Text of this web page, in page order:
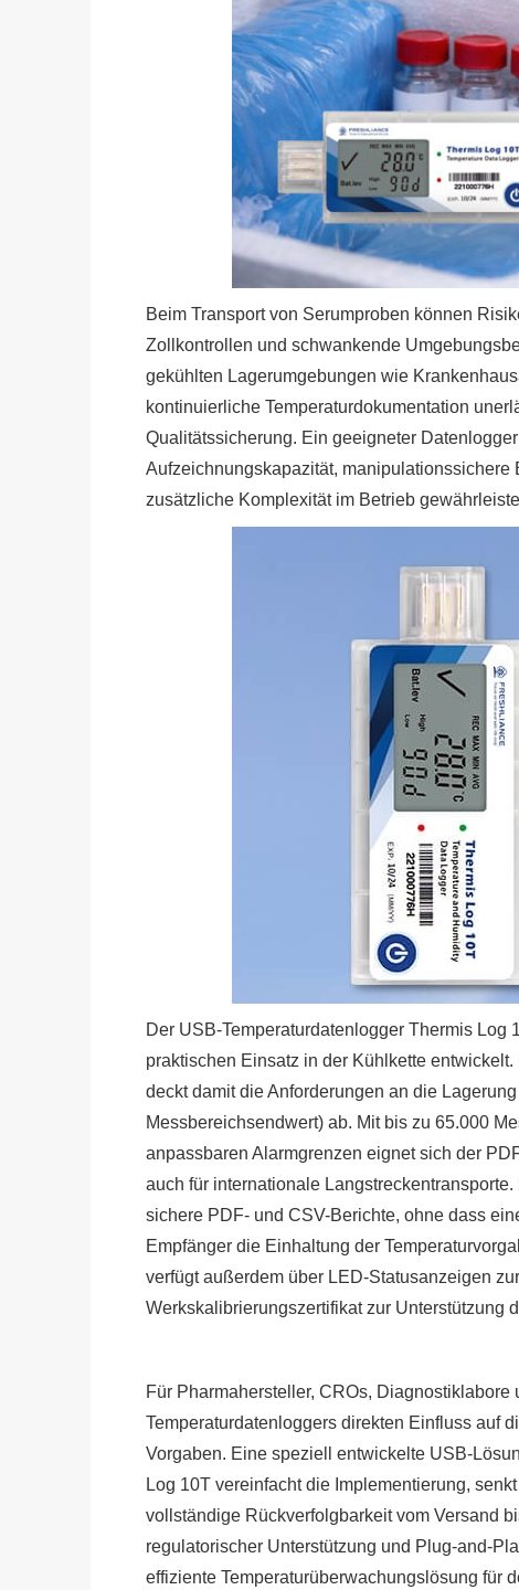
Beim Transport von Serumproben können
Zollkontrollen und schwankende
gekühlten Lagerumgebungen wie
kontinuierliche Temperaturdokumentation
Qualitätssicherung. Ein geeigneter
Aufzeichnungskapazität,
zusätzliche Komplexität im Betrieb
Der USB-Temperaturdatenlogger Thermis
praktischen Einsatz in der Kühlkette
deckt damit die Anforderungen an die
Messbereichsendwert) ab. Mit bis zu 65.000
anpassbaren Alarmgrenzen eignet sich der
auch für internationale
sichere PDF- und CSV-Berichte, ohne dass
Empfänger die Einhaltung der
verfügt außerdem über LED-Statusanzeigen
Werkskalibrierungszertifikat zur Unterstützung
Für Pharmahersteller, CROs,
Temperaturdatenloggers direkten Einfluss auf
Vorgaben. Eine speziell entwickelte USB-
Log 10T vereinfacht die Implementierung,
vollständige Rückverfolgbarkeit vom Versand
regulatorischer Unterstützung und Plug-and-
effiziente Temperaturüberwachungslösung für